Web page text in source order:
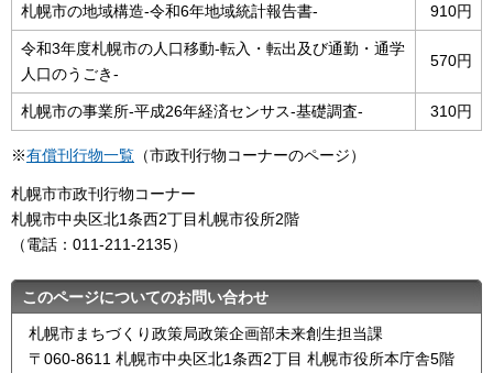
札幌市の地域構造-令和6年地域統計報告書- 910円
令和3年度札幌市の人口移動-転入・転出及び通勤・通学
人口のうごき-
570円
札幌市の事業所-平成26年経済センサス-基礎調査- 310円
※有償刊行物一覧 （市政刊行物コーナーのページ）
札幌市市政刊行物コーナー
札幌市中央区北1条西2丁目札幌市役所2階
（電話：011-211-2135）
このページについてのお問い合わせ
札幌市まちづくり政策局政策企画部未来創生担当課
〒060-8611 札幌市中央区北1条西2丁目 札幌市役所本庁舎5階